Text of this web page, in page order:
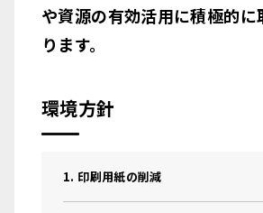
や資源の有効活用に積極的に
ります。
環境方針
1. 印刷用紙の削減